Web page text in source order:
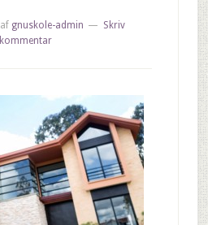
af gnuskole-admin
Skriv
kommentar